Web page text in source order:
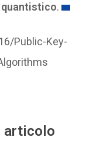
quantistico.
Public-Key-
articolo